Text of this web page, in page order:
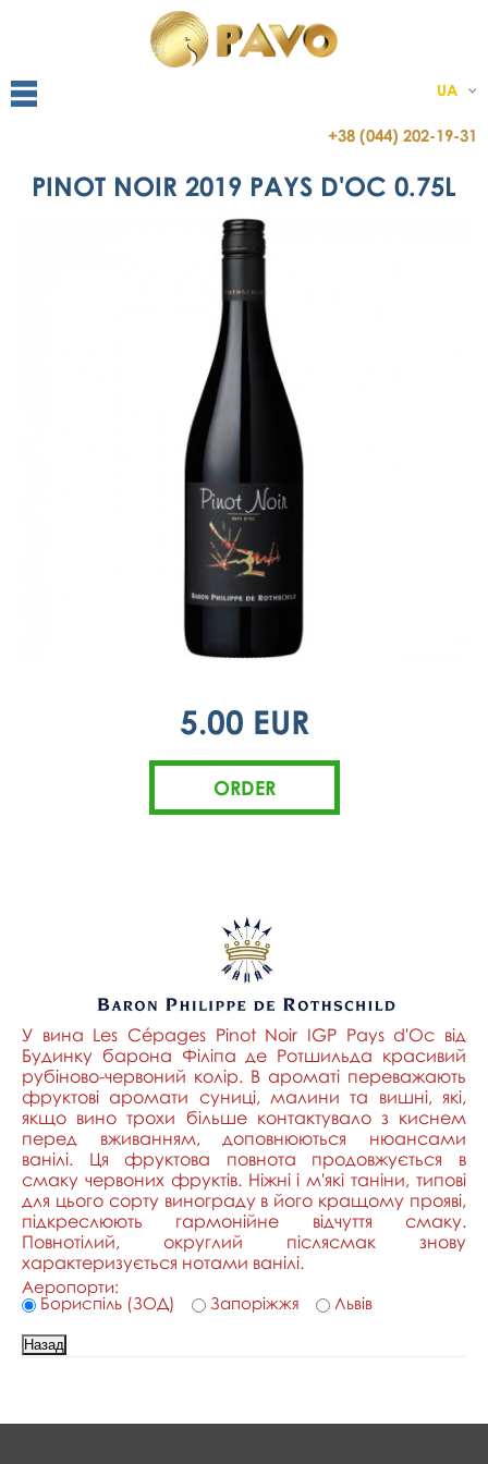
UA
+38 (044) 202-19-31
PINOT NOIR 2019 PAYS D'OC 0.75L
5.00 EUR
У вина Les Cépages Pinot Noir IGP Pays d'Oc від
Будинку барона Філіпа де Ротшильда красивий
рубіново-червоний колір. В ароматі переважають
фруктові аромати суниці, малини та вишні, які,
якщо вино трохи більше контактувало з киснем
перед вживанням, доповнюються нюансами
ванілі. Ця фруктова повнота продовжується в
смаку червоних фруктів. Ніжні і м'які таніни, типові
для цього сорту винограду в його кращому прояві,
підкреслюють гармонійне відчуття смаку.
Повнотілий, округлий післясмак знову
характеризується нотами ванілі.
Аеропорти:
Бориспіль (ЗОД)
Запоріжжя Львів